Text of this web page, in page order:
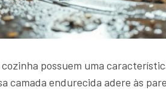
possuem uma
camada endurecida adere às